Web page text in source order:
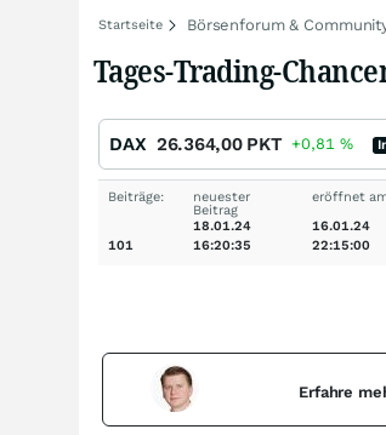
Startseite Börsenforum &
Tages-Trading-
DAX 26.364,00 PKT +0,81 %
Beiträge:
101
neuester
Beitrag
18.01.24
16:20:35
eröffnet
16.01.24
22:15:00
Erfahre